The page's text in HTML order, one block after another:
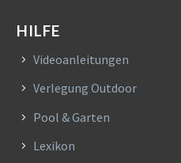
HILFE
Videoanleitungen
Verlegung Outdoor
Pool & Garten
Lexikon